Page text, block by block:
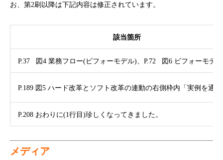
お、第2刷以降は下記内容は修正されています。
該当箇所
P.37 図4 業務フロー(ビフォーモデル)、P.72 図6 ビフォーモデル
P.189 図5 ハード改革とソフト改革の連動の右側枠内「実例を通
P.208 おわりに(1行目)珍しくなってきました。
メディア